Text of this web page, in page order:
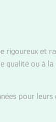
rigoureux et
qualité ou à la
pour leurs